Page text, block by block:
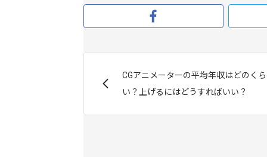
CGアニメーターの平均年収はどのくら
い？上げるにはどうすればいい？